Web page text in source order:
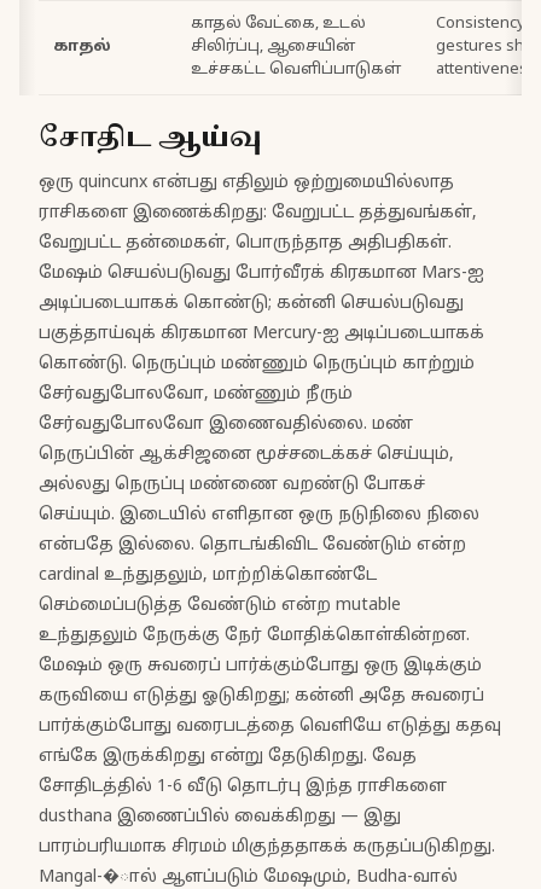
காதல்
காதல் வேட்கை, உடல்
சிலிர்ப்பு, ஆசையின்
உச்சகட்ட வெளிப்பாடுகள்
Consistency,
gestures
சோதிட ஆய்வு
ஒரு quincunx என்பது எதிலும் ஒற்றுமையில்லாத
ராசிகளை இணைக்கிறது: வேறுபட்ட தத்துவங்கள்,
வேறுபட்ட தன்மைகள், பொருந்தாத அதிபதிகள்.
மேஷம் செயல்படுவது போர்வீரக் கிரகமான Mars-ஐ
அடிப்படையாகக் கொண்டு; கன்னி செயல்படுவது
பகுத்தாய்வுக் கிரகமான Mercury-ஐ அடிப்படையாகக்
கொண்டு. நெருப்பும் மண்ணும் நெருப்பும் காற்றும்
சேர்வதுபோலவோ, மண்ணும் நீரும்
சேர்வதுபோலவோ இணைவதில்லை. மண்
நெருப்பின் ஆக்சிஜனை மூச்சடைக்கச் செய்யும்,
அல்லது நெருப்பு மண்ணை வறண்டு போகச்
செய்யும். இடையில் எளிதான ஒரு நடுநிலை நிலை
என்பதே இல்லை. தொடங்கிவிட வேண்டும் என்ற
cardinal உந்துதலும், மாற்றிக்கொண்டே
செம்மைப்படுத்த வேண்டும் என்ற mutable
உந்துதலும் நேருக்கு நேர் மோதிக்கொள்கின்றன.
மேஷம் ஒரு சுவரைப் பார்க்கும்போது ஒரு இடிக்கும்
கருவியை எடுத்து ஓடுகிறது; கன்னி அதே சுவரைப்
பார்க்கும்போது வரைபடத்தை வெளியே எடுத்து கதவு
எங்கே இருக்கிறது என்று தேடுகிறது. வேத
சோதிடத்தில் 1-6 வீடு தொடர்பு இந்த ராசிகளை
dusthana இணைப்பில் வைக்கிறது — இது
பாரம்பரியமாக சிரமம் மிகுந்ததாகக் கருதப்படுகிறது.
Mangal-�ால் ஆளப்படும் மேஷமும், Budha-வால்